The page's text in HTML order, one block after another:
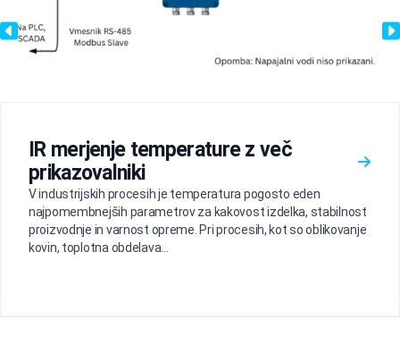
IR merjenje temperature z več
prikazovalniki
V industrijskih procesih je temperatura pogosto eden
najpomembnejših parametrov za kakovost izdelka, stabilnost
proizvodnje in varnost opreme. Pri procesih, kot so oblikovanje
kovin, toplotna obdelava...